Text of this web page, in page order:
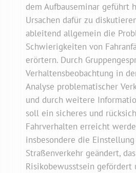
dem Aufbauseminar geführt
Ursachen dafür zu
ableitend allgemein die
Schwierigkeiten von
erörtern. Durch
Verhaltensbeobachtung in
Analyse problematischer
und durch weitere
soll ein sicheres und
Fahrverhalten erreicht
insbesondere die
Straßenverkehr geändert, das
Risikobewusstsein gefördert